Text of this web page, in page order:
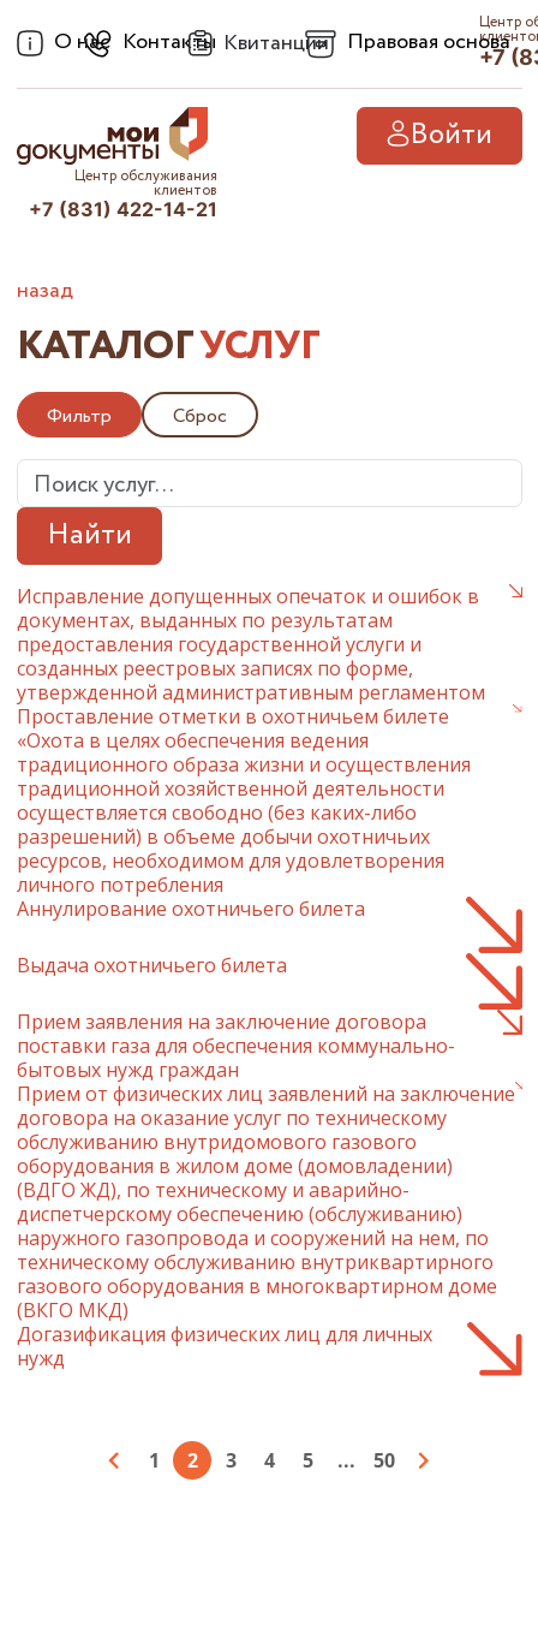
О нас Контакты Квитанции Правовая основа
Центр
+7
Войти
Центр обслуживания
клиентов
+7 (831) 422-14-21
назад
КАТАЛОГУСЛУГ
Фильтр Сброс
Найти
Исправление допущенных опечаток и ошибок в
документах, выданных по результатам
предоставления государственной услуги и
созданных реестровых записях по форме,
утвержденной административным регламентом
Проставление отметки в охотничьем билете
«Охота в целях обеспечения ведения
традиционного образа жизни и осуществления
традиционной хозяйственной деятельности
осуществляется свободно (без каких-либо
разрешений) в объеме добычи охотничьих
ресурсов, необходимом для удовлетворения
личного потребления
Аннулирование охотничьего билета
Выдача охотничьего билета
Прием заявления на заключение договора
поставки газа для обеспечения коммунально-
бытовых нужд граждан
Прием от физических лиц заявлений на заключение
договора на оказание услуг по техническому
обслуживанию внутридомового газового
оборудования в жилом доме (домовладении)
(ВДГО ЖД), по техническому и аварийно-
диспетчерскому обеспечению (обслуживанию)
наружного газопровода и сооружений на нем, по
техническому обслуживанию внутриквартирного
газового оборудования в многоквартирном доме
(ВКГО МКД)
Догазификация физических лиц для личных
нужд
1 2 3 4 5 ... 50